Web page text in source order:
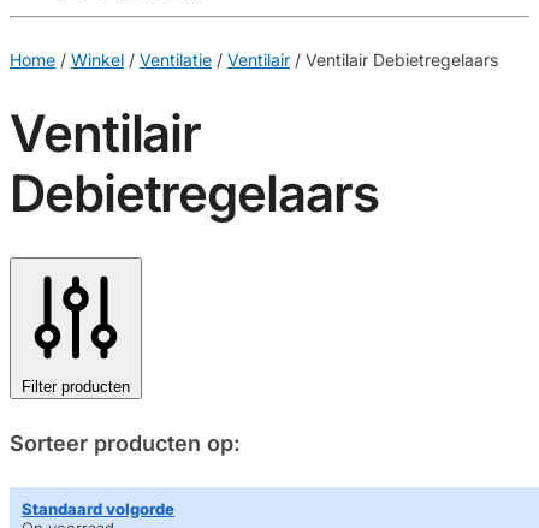
Home / Winkel / Ventilatie / Ventilair / Ventilair Debietregelaars
Ventilair
Debietregelaars
Filter producten
Sorteer producten op:
Standaard volgorde